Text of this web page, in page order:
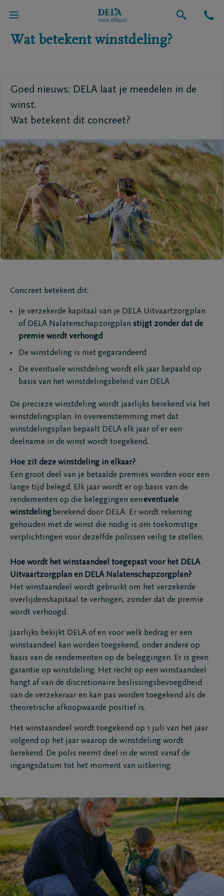
Terug naar globaal overzicht
Wat betekent winstdeling?
Goed nieuws: DELA laat je meedelen in de
winst.
Wat betekent dit concreet?
Concreet betekent dit:
Je verzekerde kapitaal van je DELA Uitvaartzorgplan
of DELA Nalatenschapzorgplan stijgt zonder dat de
premie wordt verhoogd
De winstdeling is niet gegarandeerd
De eventuele winstdeling wordt elk jaar bepaald op
basis van het winstdelingsbeleid van DELA
De precieze winstdeling wordt jaarlijks berekend via het
winstdelingsplan. In overeenstemming met dat
winstdelingsplan bepaalt DELA elk jaar of er een
deelname in de winst wordt toegekend.
Hoe zit deze winstdeling in elkaar?
Een groot deel van je betaalde premies worden voor een
lange tijd belegd. Elk jaar wordt er op basis van de
rendementen op die beleggingen eeneventuele
winstdelingberekend door DELA. Er wordt rekening
gehouden met de winst die nodig is om toekomstige
verplichtingen voor dezelfde polissen veilig te stellen.
Hoe wordt het winstaandeel toegepast voor het DELA
Uitvaartzorgplan en DELA Nalatenschapzorgplan?
Het winstaandeel wordt gebruikt om het verzekerde
overlijdenskapitaal te verhogen, zonder dat de premie
wordt verhoogd.
Jaarlijks bekijkt DELA of en voor welk bedrag er een
winstaandeel kan worden toegekend, onder andere op
basis van de rendementen op de beleggingen. Er is geen
garantie op winstdeling. Het recht op een winstaandeel
hangt af van de discretionaire beslissingsbevoegdheid
van de verzekeraar en kan pas worden toegekend als de
theoretische afkoopwaarde positief is.
Het winstaandeel wordt toegekend op 1 juli van het jaar
volgend op het jaar waarop de winstdeling wordt
berekend. De polis neemt deel in de winst vanaf de
ingangsdatum tot het moment van uitkering.